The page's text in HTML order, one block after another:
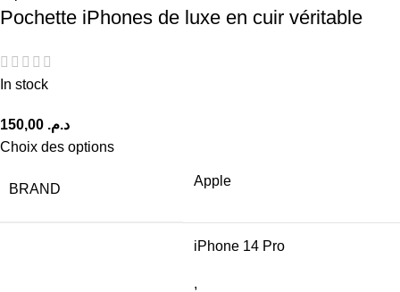
Pochette iPhones de luxe en cuir véritable
In stock
د.م.
Choix des options
BRAND
Apple
iPhone 14 Pro
,